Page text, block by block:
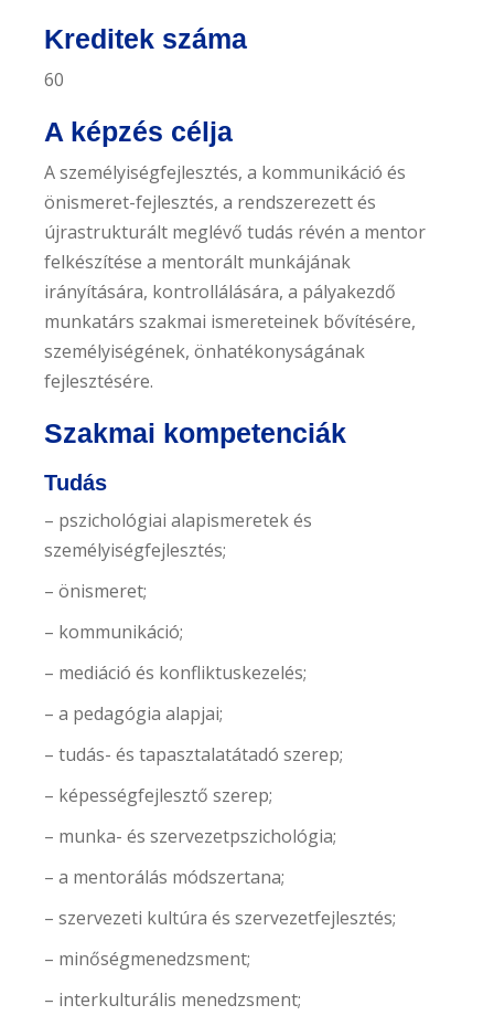
Kreditek száma
60
A képzés célja
A személyiségfejlesztés, a kommunikáció és
önismeret-fejlesztés, a rendszerezett és
újrastrukturált meglévő tudás révén a mentor
felkészítése a mentorált munkájának
irányítására, kontrollálására, a pályakezdő
munkatárs szakmai ismereteinek bővítésére,
személyiségének, önhatékonyságának
fejlesztésére.
Szakmai kompetenciák
Tudás
– pszichológiai alapismeretek és
személyiségfejlesztés;
– önismeret;
– kommunikáció;
– mediáció és konfliktuskezelés;
– a pedagógia alapjai;
– tudás- és tapasztalatátadó szerep;
– képességfejlesztő szerep;
– munka- és szervezetpszichológia;
– a mentorálás módszertana;
– szervezeti kultúra és szervezetfejlesztés;
– minőségmenedzsment;
– interkulturális menedzsment;